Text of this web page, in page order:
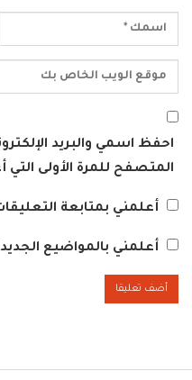
احفظ اسمي والبريد
المتصفح للمرة الأولى التي
أعلمني بمتابعة
أعلمني بالمواضيع